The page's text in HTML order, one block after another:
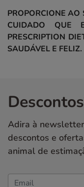
PROPORCIONE AO
CUIDADO QUE
PRESCRIPTION
SAUDÁVEL E FELIZ.
Adira à
descontos e
animal de